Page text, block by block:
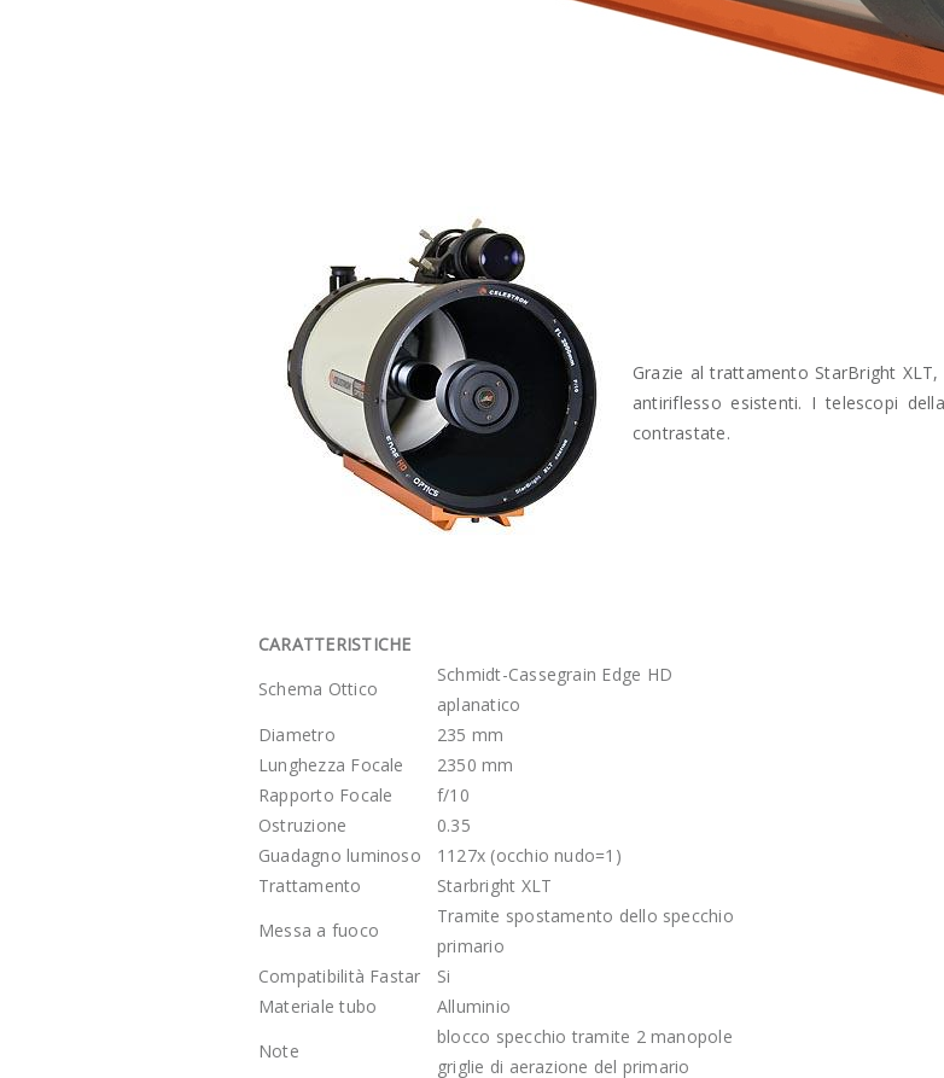
Grazie al trattamento StarBright
antiriflesso esistenti. I telescopi
contrastate.
CARATTERISTICHE
Schema Ottico
Schmidt-Cassegrain Edge HD
aplanatico
Diametro
235 mm
Lunghezza Focale
2350 mm
Rapporto Focale
f/10
Ostruzione
0.35
Guadagno luminoso
1127x (occhio nudo=1)
Trattamento
Starbright XLT
Messa a fuoco
Tramite spostamento dello specchio
primario
Compatibilità Fastar Si
Materiale tubo
Alluminio
Note
blocco specchio tramite 2 manopole
griglie di aerazione del primario